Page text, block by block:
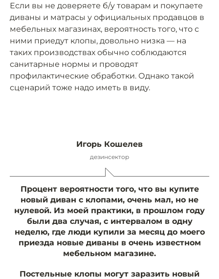
Если вы не доверяете б/у товарам и покупаете
диваны и матрасы у официальных продавцов в
мебельных магазинах, вероятность того, что с
ними приедут клопы, довольно низка — на
таких производствах обычно соблюдаются
санитарные нормы и проводят
профилактические обработки. Однако такой
сценарий тоже надо иметь в виду.
Игорь Кошелев
дезинсектор
Процент вероятности того, что вы купите
новый диван с клопами, очень мал, но не
нулевой. Из моей практики, в прошлом году
были два случая, с интервалом в одну
неделю, где люди купили за месяц до моего
приезда новые диваны в очень известном
мебельном магазине.
Постельные клопы могут заразить новый